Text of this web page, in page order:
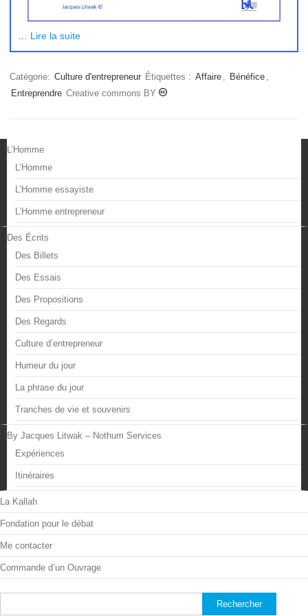
Lire la suite
Catégorie: Culture d'entrepreneur Étiquettes : Affaire Bénéfice
Entreprendre Creative commons BY
L’Homme
L’Homme
L’Homme essayiste
L’Homme entrepreneur
Des Écrits
Des Billets
Des Essais
Des Propositions
Des Regards
Culture d’entrepreneur
Humeur du jour
La phrase du jour
Tranches de vie et souvenirs
By Jacques Litwak – Nothum Services
Expériences
Itinéraires
La Kallah
Fondation pour le débat
Me contacter
Commande d’un Ouvrage